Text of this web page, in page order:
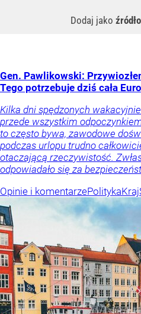
Dodaj jako
Gen. Pawlikowski:
Tego potrzebuje dziś cała
Kilka dni spędzonych
przede wszystkim
to często bywa, zawodowe
podczas urlopu trudno
otaczającą rzeczywistość.
odpowiadało się za
Opinie i komentarzePolitykaKraj